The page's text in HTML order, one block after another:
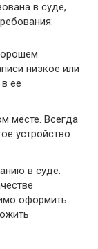
в суде,
низкое или
ее
месте. Всегда
устройство
в суде.
оформить